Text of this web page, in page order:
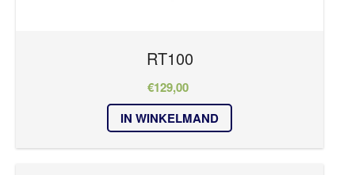
RT100
€129,00
IN WINKELMAND